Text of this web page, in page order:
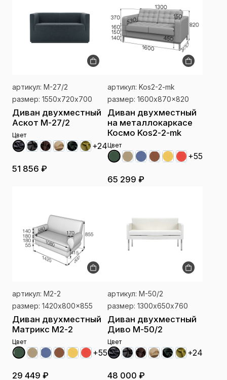
артикул: М-27/2
размер: 1550х720х700
Диван двухместный
Аскот М-27/2
Цвет
+24
51 856 ₽
артикул: Kos2-2-mk
размер: 1600x870x820
Диван двухместный
на металлокаркасе
Космо Kos2-2-mk
Цвет
+55
65 299 ₽
артикул: М2-2
размер: 1420x800x855
Диван двухместный
Матрикс М2-2
Цвет
+55
29 449 ₽
артикул: M-50/2
размер: 1300х650х760
Диван двухместный
Диво M-50/2
Цвет
+24
48 000 ₽